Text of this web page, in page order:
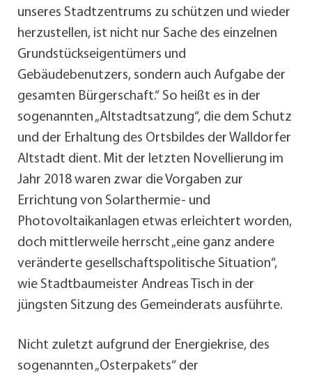
unseres Stadtzentrums zu schützen und wieder
herzustellen, ist nicht nur Sache des einzelnen
Grundstückseigentümers und
Gebäudebenutzers, sondern auch Aufgabe der
gesamten Bürgerschaft.“ So heißt es in der
sogenannten „Altstadtsatzung“, die dem Schutz
und der Erhaltung des Ortsbildes der Walldorfer
Altstadt dient. Mit der letzten Novellierung im
Jahr 2018 waren zwar die Vorgaben zur
Errichtung von Solarthermie- und
Photovoltaikanlagen etwas erleichtert worden,
doch mittlerweile herrscht „eine ganz andere
veränderte gesellschaftspolitische Situation“,
wie Stadtbaumeister Andreas Tisch in der
jüngsten Sitzung des Gemeinderats ausführte.
Nicht zuletzt aufgrund der Energiekrise, des
sogenannten „Osterpakets“ der